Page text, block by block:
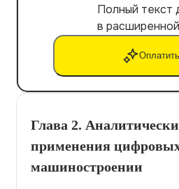
Полный
в
Глава 2.
применения
машиностроении